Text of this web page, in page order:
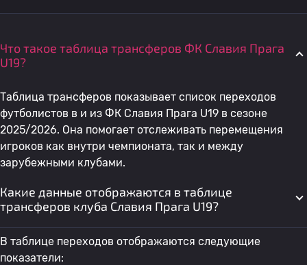
Что такое таблица трансферов ФК Славия Прага
U19?
Таблица трансферов показывает список переходов
футболистов в и из ФК Славия Прага U19 в сезоне
2025/2026. Она помогает отслеживать перемещения
игроков как внутри чемпионата, так и между
зарубежными клубами.
Какие данные отображаются в таблице
трансферов клуба Славия Прага U19?
В таблице переходов отображаются следующие
показатели: